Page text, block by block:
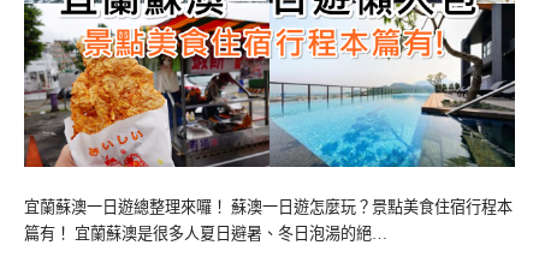
宜蘭蘇澳一日遊總整理來囉！ 蘇澳一日遊怎麼玩？景點美食住宿行程本
篇有！ 宜蘭蘇澳是很多人夏日避暑、冬日泡湯的絕…